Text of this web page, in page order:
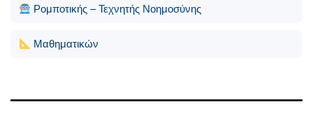
Ρομποτικής – Τεχνητής Νοημοσύνης
Μαθηματικών